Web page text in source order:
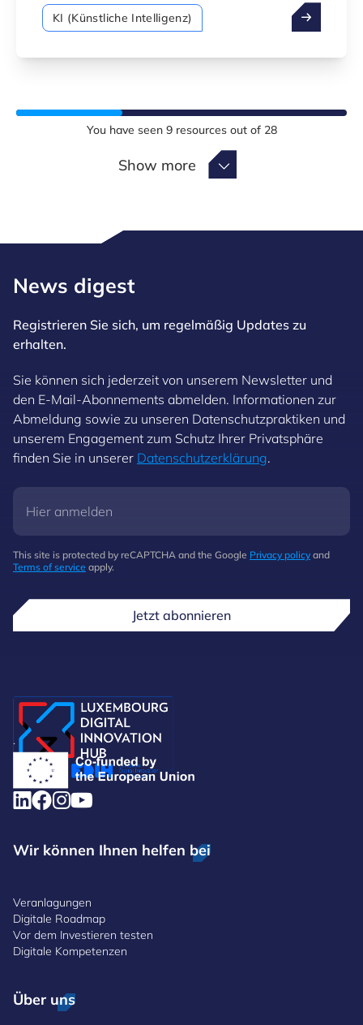
und eingeschränkte Skalierbarkeit.
KI (Künstliche Intelligenz)
You have seen 9resources out of 28
Show more Show more
News digest
Registrieren Sie sich, um regelmäßig Updates zu
erhalten.
Sie können sich jederzeit von unserem Newsletter und
den E-Mail-Abonnements abmelden. Informationen zur
Abmeldung sowie zu unseren Datenschutzpraktiken und
unserem Engagement zum Schutz Ihrer Privatsphäre
finden Sie in unserer Datenschutzerklärung.
This site is protected by reCAPTCHA and the Google Privacy policy and
Terms of service apply.
Jetzt abonnieren
.
Wir können Ihnen helfen bei
Veranlagungen
Digitale Roadmap
Vor dem Investieren testen
Digitale Kompetenzen
Über uns